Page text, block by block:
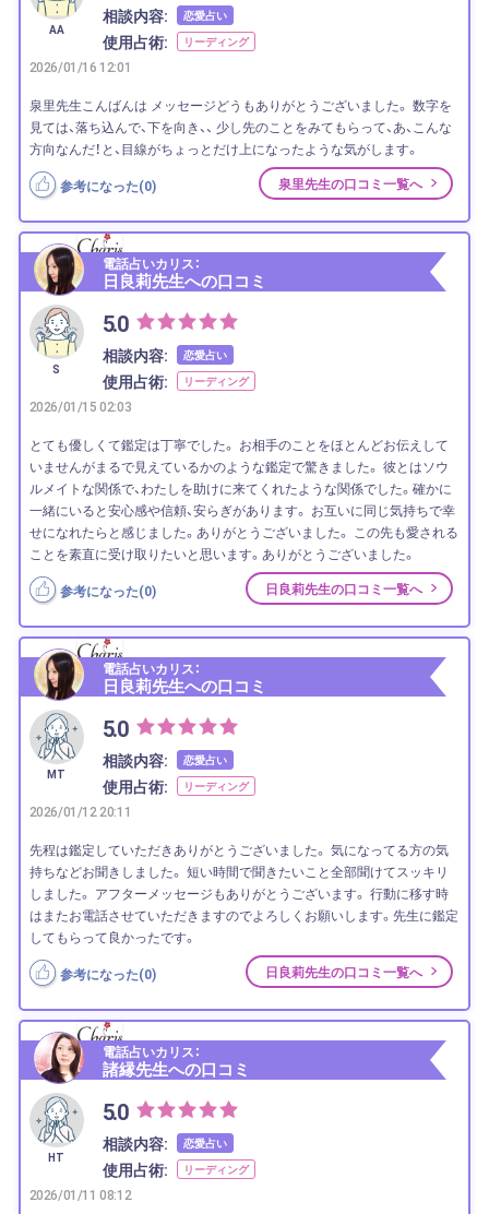
AA
相談内容: 恋愛占い
使用占術: リーディング
2026/01/16 12:01
泉里先生こんばんは メッセージどうもありがとうございました。 数字を
見ては、落ち込んで、下を向き、、 少し先のことをみてもらって、あ、こんな
方向なんだ！と、目線がちょっとだけ上になったような気がします。
参考になった(0) 泉里先生の口コミ一覧へ
電話占いカリス：
日良莉先生への口コミ
S
5.0
相談内容: 恋愛占い
使用占術: リーディング
2026/01/15 02:03
とても優しくて鑑定は丁寧でした。 お相手のことをほとんどお伝えして
いませんがまるで見えているかのような鑑定で驚きました。 彼とはソウ
ルメイトな関係で、わたしを助けに来てくれたような関係でした。確かに
一緒にいると安心感や信頼、安らぎがあります。 お互いに同じ気持ちで幸
せになれたらと感じました。ありがとうございました。 この先も愛される
ことを素直に受け取りたいと思います。ありがとうございました。
参考になった(0) 日良莉先生の口コミ一覧へ
電話占いカリス：
日良莉先生への口コミ
MT
5.0
相談内容: 恋愛占い
使用占術: リーディング
2026/01/12 20:11
先程は鑑定していただきありがとうございました。 気になってる方の気
持ちなどお聞きしました。 短い時間で聞きたいこと全部聞けてスッキリ
しました。 アフターメッセージもありがとうございます。 行動に移す時
はまたお電話させていただきますのでよろしくお願いします。先生に鑑定
してもらって良かったです。
参考になった(0) 日良莉先生の口コミ一覧へ
電話占いカリス：
諸縁先生への口コミ
HT
5.0
相談内容: 恋愛占い
使用占術: リーディング
2026/01/11 08:12